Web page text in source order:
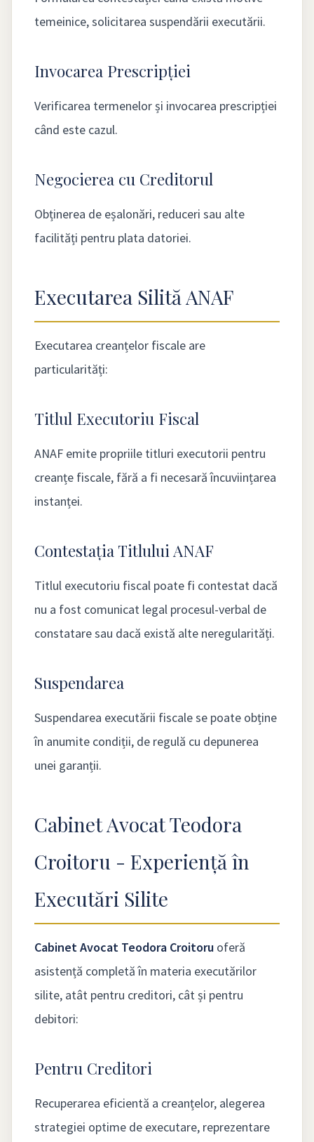
temeinice, solicitarea suspendării executării.
Invocarea Prescripției
Verificarea termenelor și invocarea prescripției
când este cazul.
Negocierea cu Creditorul
Obținerea de eșalonări, reduceri sau alte
facilități pentru plata datoriei.
Executarea Silită ANAF
Executarea creanțelor fiscale are
particularități:
Titlul Executoriu Fiscal
ANAF emite propriile titluri executorii pentru
creanțe fiscale, fără a fi necesară încuviințarea
instanței.
Contestația Titlului ANAF
Titlul executoriu fiscal poate fi contestat dacă
nu a fost comunicat legal procesul-verbal de
constatare sau dacă există alte neregularități.
Suspendarea
Suspendarea executării fiscale se poate obține
în anumite condiții, de regulă cu depunerea
unei garanții.
Cabinet Avocat Teodora
Croitoru - Experiență în
Executări Silite
Cabinet Avocat Teodora Croitoru oferă
asistență completă în materia executărilor
silite, atât pentru creditori, cât și pentru
debitori:
Pentru Creditori
Recuperarea eficientă a creanțelor, alegerea
strategiei optime de executare, reprezentare